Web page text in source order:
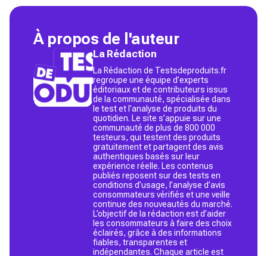
À propos de l'auteur
La Rédaction
La Rédaction de Testsdeproduits.fr
regroupe une équipe d’experts
éditoriaux et de contributeurs issus
de la communauté, spécialisée dans
le test et l’analyse de produits du
quotidien. Le site s’appuie sur une
communauté de plus de 800 000
testeurs, qui testent des produits
gratuitement et partagent des avis
authentiques basés sur leur
expérience réelle. Les contenus
publiés reposent sur des tests en
conditions d’usage, l’analyse d’avis
consommateurs vérifiés et une veille
continue des nouveautés du marché.
L’objectif de la rédaction est d’aider
les consommateurs à faire des choix
éclairés, grâce à des informations
fiables, transparentes et
indépendantes. Chaque article est